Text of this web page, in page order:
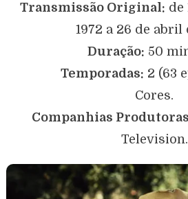
Transmissão Original: de
1972 a 26 de abril
Duração: 50
Temporadas: 2 (63
Cores.
Companhias
Television.